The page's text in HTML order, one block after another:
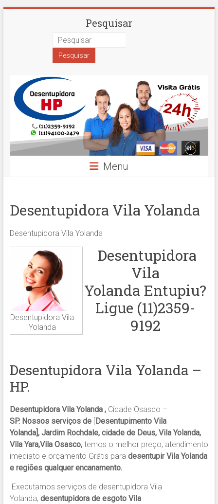
Desentupidora
Paulo
Hidro
Prime
Pesquisar
Menu
Desentupidora Vila Yolanda
Desentupidora Vila Yolanda
Desentupidora Vila
Yolanda
Desentupidora
Vila
Yolanda Entupiu?
Ligue (11)2359-
9192
Desentupidora Vila Yolanda –
HP.
Desentupidora Vila Yolanda ,Cidade Osasco –
SP. Nossos serviços de[Desentupimento Vila
Yolanda], Jardim Rochdale, cidade de Deus, Vila Yolanda,
Vila Yara,Vila Osasco, temos o melhor preço, atendimento
imediato e orçamento Grátis para desentupir Vila Yolanda
e regiões qualquer encanamento.
Executamos serviços de desentupidora Vila
Yolanda, desentupidora de esgoto Vila